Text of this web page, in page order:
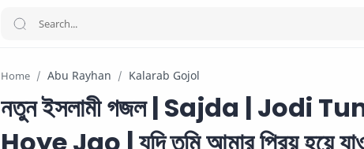
Home Abu Rayhan Kalarab Gojol
নতুন ইসলামী গজল | Sajda | Jodi